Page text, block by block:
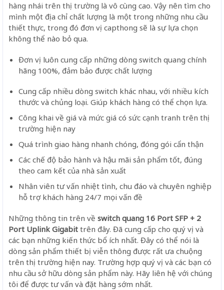
hàng nhái trên thị trường là vô cùng cao. Vậy nên tìm cho
mình một địa chỉ chất lượng là một trong những nhu cầu
thiết thực, trong đó đơn vị capthong sẽ là sự lựa chọn
không thể nào bỏ qua.
Đơn vị luôn cung cấp những dòng switch quang chính
hãng 100%, đảm bảo được chất lượng
Cung cấp nhiều dòng switch khác nhau, với nhiều kích
thước và chủng loại. Giúp khách hàng có thể chọn lựa.
Công khai về giá và mức giá có sức cạnh tranh trên thị
trường hiện nay
Quá trình giao hàng nhanh chóng, đóng gói cẩn thận
Các chế độ bảo hành và hậu mãi sản phẩm tốt, đúng
theo cam kết của nhà sản xuất
Nhân viên tư vấn nhiệt tình, chu đáo và chuyên nghiệp
hỗ trợ khách hàng 24/7 mọi vấn đề
Những thông tin trên về switch quang 16 Port SFP + 2
Port Uplink Gigabit trên đây. Đã cung cấp cho quý vị và
các bạn những kiến thức bổ ích nhất. Đây có thể nói là
dòng sản phẩm thiết bị viễn thông được rất ưa chuộng
trên thị trường hiện nay. Trường hợp quý vị và các bạn có
nhu cầu sở hữu dòng sản phẩm này. Hãy liên hệ với chúng
tôi để được tư vấn và đặt hàng sớm nhất.